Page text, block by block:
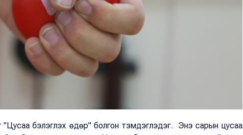
"Цусаа бэлэглэх өдөр" болгон тэмдэглэдэг. Энэ сарын цусаа